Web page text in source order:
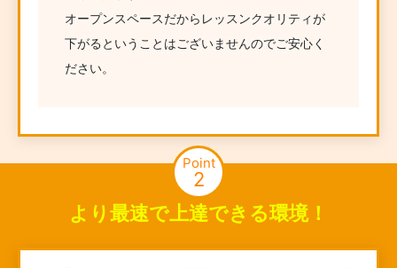
オープンスペースだからレッスンクオリティが
下がるということはございませんのでご安心く
ださい。
Point
2
より最速で上達できる環境！